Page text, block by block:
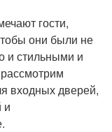
гости,
они были не
и стильными и
входных дверей,
и